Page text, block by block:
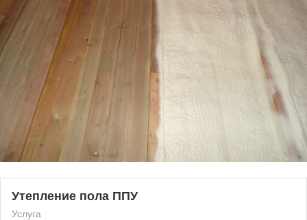
Утепление пола ППУ
Услуга